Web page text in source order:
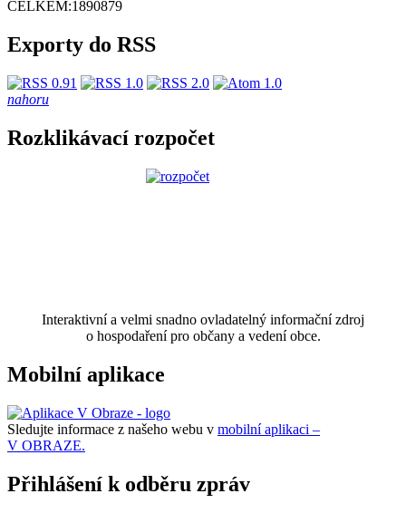
CELKEM:1890879
Exporty do RSS
nahoru
Rozklikávací rozpočet
Interaktivní a velmi snadno ovladatelný informační zdroj
o hospodaření pro občany a vedení obce.
Mobilní aplikace
Sledujte informace z našeho webu v mobilní aplikaci –
V OBRAZE.
Přihlášení k odběru zpráv